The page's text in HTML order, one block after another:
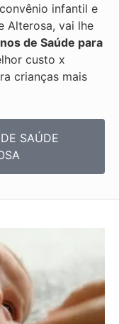
infantil e
Alterosa, vai lhe
de Saúde para
custo x
crianças mais
SAÚDE